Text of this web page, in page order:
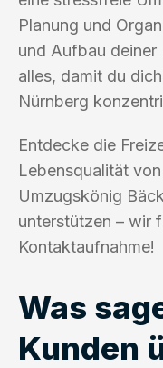
Planung und
und Aufbau deiner
alles, damit du
Nürnberg
Entdecke die
Lebensqualität
Umzugskönig
unterstützen – wir
Kontaktaufnahme!
Was
Kunden